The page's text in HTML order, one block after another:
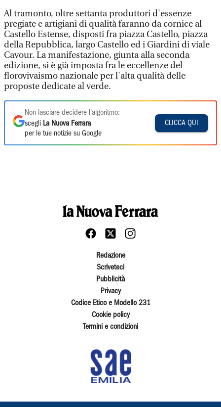
Al tramonto, oltre settanta produttori d'essenze
pregiate e artigiani di qualità faranno da cornice al
Castello Estense, disposti fra piazza Castello, piazza
della Repubblica, largo Castello ed i Giardini di viale
Cavour. La manifestazione, giunta alla seconda
edizione, si è già imposta fra le eccellenze del
florovivaismo nazionale per l'alta qualità delle
proposte dedicate al verde.
Non lasciare decidere l'algoritmo:
scegli La Nuova Ferrara
per le tue notizie su Google
CLICCA QUI
Redazione
Scriveteci
Pubblicità
Privacy
Codice Etico e Modello 231
Cookie policy
Termini e condizioni